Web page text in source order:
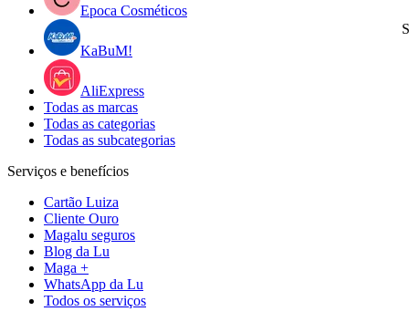
Epoca Cosméticos
KaBuM!
AliExpress
Todas as marcas
Todas as categorias
Todas as subcategorias
Serviços e benefícios
Cartão Luiza
Cliente Ouro
Magalu seguros
Blog da Lu
Maga +
WhatsApp da Lu
Todos os serviços